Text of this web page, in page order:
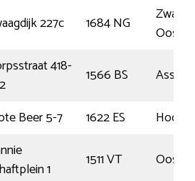
227c 1684 NG
Oost
418-
1566 BS
Beer 5-7 1622 ES
Hoorn
1
1511 VT